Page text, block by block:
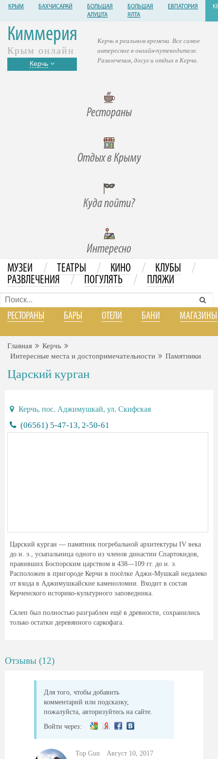
КРЫМ БАХЧИСАРАЙ
БОЛЬШАЯ
АЛУШТА
БОЛЬШАЯ
ЯЛТА
ЕВПАТОРИЯ
Киммерия
Крым онлайн
Керчь
Рестораны
Отдых в Крыму
Куда пойти?
Интересно
Керчь в реальном времени. Все самое
интересное в онлайн-путеводителе.
Развлечения, досуг и отдых в Керчи.
МУЗЕИ / ТЕАТРЫ / КИНО / КЛУБЫ /
РАЗВЛЕЧЕНИЯ / ПОГУЛЯТЬ / ПЛЯЖИ
РЕСТОРАНЫ БАРЫ ОТЕЛИ БАНИ МАГАЗИНЫ
Главная
Керчь
Интересные места и достопримечательности
Памятники
Царский курган
Керчь, пoc. Аджимушкай, ул. Скифская
(06561) 5-47-13, 2-50-61
Царский курган — памятник погребальной архитектуры IV века
до н. э., усыпальница одного из членов династии Спартокидов,
правивших Боспорским царством в 438—109 гг. до н. э.
Расположен в пригороде Керчи в посёлке Аджи-Мушкай недалеко
от входа в Аджимушкайские каменоломни. Входит в состав
Керченского историко-культурного заповедника.
Склеп был полностью разграблен ещё в древности, сохранились
только остатки деревянного саркофага.
Отзывы (12)
Для того, чтобы добавить
комментарий или подсказку,
пожалуйста, авторизуйтесь на сайте.
Войти через:
Top Gun
Август 10, 2017